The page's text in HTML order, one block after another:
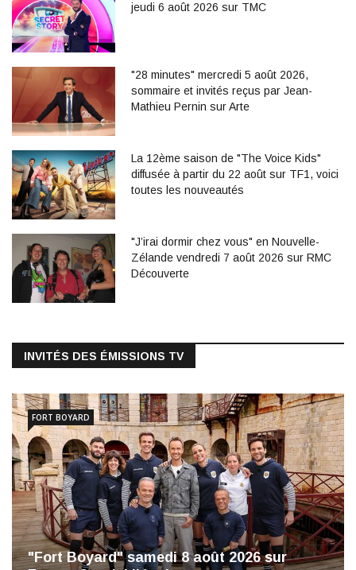
jeudi 6 août 2026 sur TMC
"28 minutes" mercredi 5 août 2026,
sommaire et invités reçus par Jean-
Mathieu Pernin sur Arte
La 12ème saison de "The Voice Kids"
diffusée à partir du 22 août sur TF1, voici
toutes les nouveautés
"J’irai dormir chez vous" en Nouvelle-
Zélande vendredi 7 août 2026 sur RMC
Découverte
INVITÉS DES ÉMISSIONS TV
"Fort Boyard" samedi 8 août 2026 sur
FORT BOYARD